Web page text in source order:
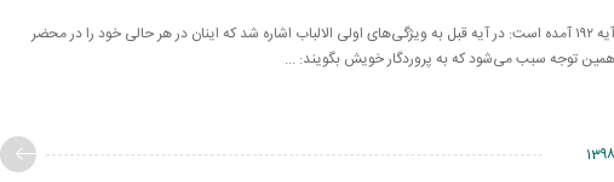
در سوره مباركه آل عمران آیه ١٩٢ آمده است: در آیه قبل به ویژگی‌های اولی الالباب اشاره شد كه اینان در هر حالی خود را در محضر
توجه سبب می‌شود كه به پروردگار خویش بگویند: ...